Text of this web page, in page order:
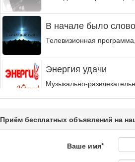
В начале было
Телевизионная
Энергия удачи
Музыкально-
Кәусар
На полицейской
Приём бесплатных объявлений на
Ваше имя*